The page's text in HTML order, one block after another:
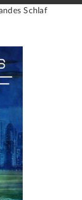
Schlaf